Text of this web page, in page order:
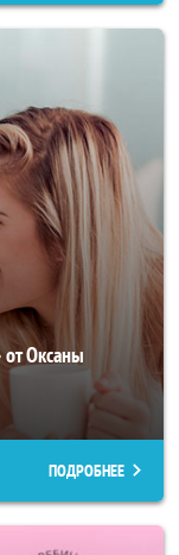
от Оксаны
ПОДРОБНЕЕ